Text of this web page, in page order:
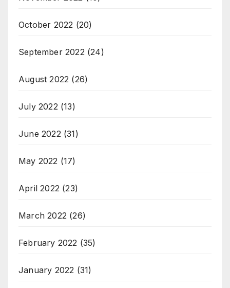
October 2022 (20)
September 2022 (24)
August 2022 (26)
July 2022 (13)
June 2022 (31)
May 2022 (17)
April 2022 (23)
March 2022 (26)
February 2022 (35)
January 2022 (31)